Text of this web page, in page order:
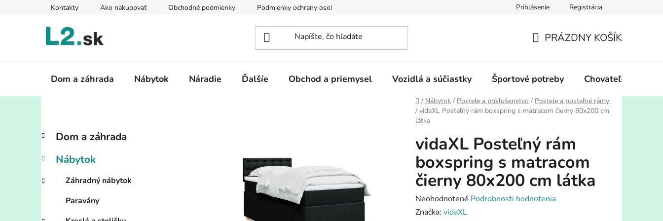
Kontakty Ako nakupovať Obchodné podmienky Podmienky ochrany osobných údajov Prihlásenie Registrácia
KOŠÍK
PRÁZDNY KOŠÍK
Dom a záhrada Nábytok Náradie Ďalšíe Obchod a priemysel Vozidlá a súčiastky Športové potreby Chovateľské
Domov
/ Nábytok / Postele a príslušenstvo / Postele a posteľné rámy
/ vidaXL Posteľný rám boxspring s matracom čierny 80x200 cm
látka
B
č
ý
Preskočiť
kategórie
K
a
e
ó
e
Dom a záhrada
Nábytok
Záhradný nábytok
Paravány
vidaXL Posteľný rám
boxspring s matracom
čierny 80x200 cm látka
Priemerné
hodnotenie
Neohodnotené Podrobnosti hodnotenia
Značka: vidaXL